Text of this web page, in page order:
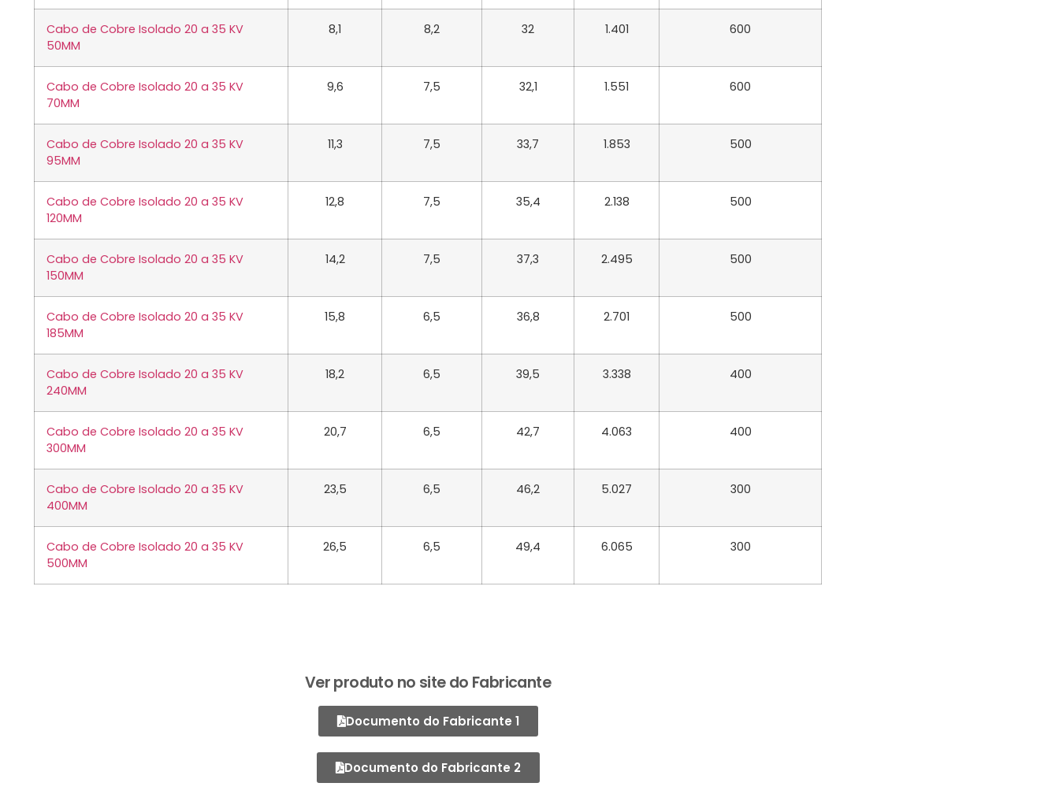
Cabo de Cobre Isolado 20 a 35 KV
50MM
8,1 8,2 32 1.401 600
Cabo de Cobre Isolado 20 a 35 KV
70MM
9,6 7,5 32,1 1.551 600
Cabo de Cobre Isolado 20 a 35 KV
95MM
11,3 7,5 33,7 1.853 500
Cabo de Cobre Isolado 20 a 35 KV
120MM
12,8 7,5 35,4 2.138 500
Cabo de Cobre Isolado 20 a 35 KV
150MM
14,2 7,5 37,3 2.495 500
Cabo de Cobre Isolado 20 a 35 KV
185MM
15,8 6,5 36,8 2.701 500
Cabo de Cobre Isolado 20 a 35 KV
240MM
18,2 6,5 39,5 3.338 400
Cabo de Cobre Isolado 20 a 35 KV
300MM
20,7 6,5 42,7 4.063 400
Cabo de Cobre Isolado 20 a 35 KV
400MM
23,5 6,5 46,2 5.027 300
Cabo de Cobre Isolado 20 a 35 KV
500MM
26,5 6,5 49,4 6.065 300
Ver produto no site do Fabricante
Documento do Fabricante 1
Documento do Fabricante 2